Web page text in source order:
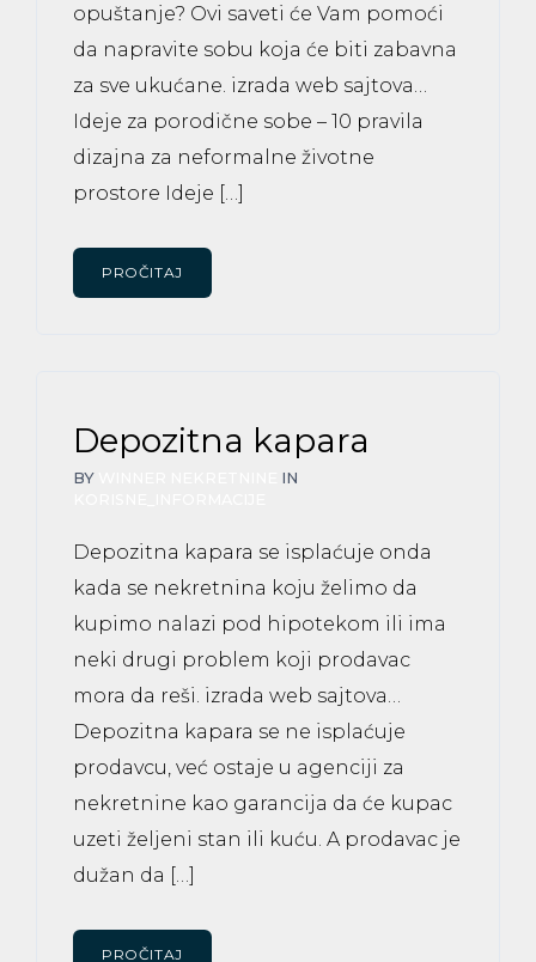
opuštanje? Ovi saveti će Vam pomoći
da napravite sobu koja će biti zabavna
za sve ukućane. izrada web sajtova…
Ideje za porodične sobe – 10 pravila
dizajna za neformalne životne
prostore Ideje […]
PROČITAJ
Depozitna kapara
BY
IN
Depozitna kapara se isplaćuje onda
kada se nekretnina koju želimo da
kupimo nalazi pod hipotekom ili ima
neki drugi problem koji prodavac
mora da reši. izrada web sajtova…
Depozitna kapara se ne isplaćuje
prodavcu, već ostaje u agenciji za
nekretnine kao garancija da će kupac
uzeti željeni stan ili kuću. A prodavac je
dužan da […]
PROČITAJ